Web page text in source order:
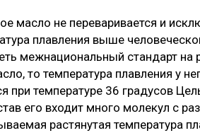
масло не переваривается и
плавления выше
межнациональный стандарт на
то температура плавления у
при температуре 36 градусов
его входит много молекул с
растянутая температура